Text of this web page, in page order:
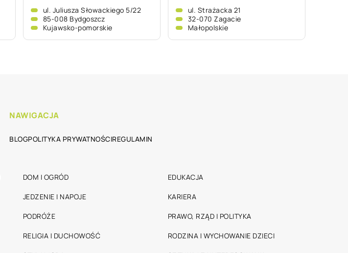
ul. Juliusza Słowackiego 5/22
85-008 Bydgoszcz
Kujawsko-pomorskie
ul. Strażacka 21
32-070 Zagacie
Małopolskie
NAWIGACJA
BLOGPOLITYKA PRYWATNOŚCIREGULAMIN
DOM I OGRÓD EDUKACJA
JEDZENIE I NAPOJE KARIERA
PODRÓŻE PRAWO, RZĄD I POLITYKA
RELIGIA I DUCHOWOŚĆ RODZINA I WYCHOWANIE DZIECI